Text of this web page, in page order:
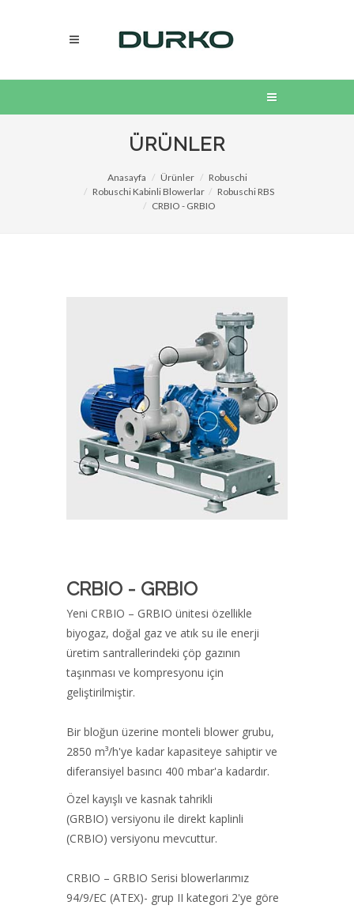
ÜRÜNLER
Anasayfa Ürünler
Robuschi
Robuschi Kabinli Blowerlar
Robuschi RBS
CRBIO - GRBIO
CRBIO - GRBIO
Yeni CRBIO – GRBIO ünitesi özellikle
biyogaz, doğal gaz ve atık su ile enerji
üretim santrallerindeki çöp gazının
taşınması ve kompresyonu için
geliştirilmiştir.
Bir bloğun üzerine monteli blower grubu,
2850 m³/h'ye kadar kapasiteye sahiptir ve
diferansiyel basıncı 400 mbar'a kadardır.
Özel kayışlı ve kasnak tahrikli
(GRBIO) versiyonu ile direkt kaplinli
(CRBIO) versiyonu mevcuttur.
CRBIO – GRBIO Serisi blowerlarımız
94/9/EC (ATEX)- grup II kategori 2'ye göre